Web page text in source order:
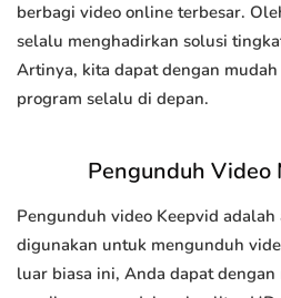
berbagi video online terbesar.
selalu menghadirkan solusi
Artinya, kita dapat dengan
program selalu di depan.
Pengunduh Video
Pengunduh video Keepvid
digunakan untuk mengunduh
luar biasa ini, Anda dapat